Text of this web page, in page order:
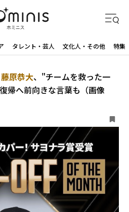
タレント・芸人 文化人・その他 特集
原恭大、"チームを救った一
帰へ前向きな言葉も（画像